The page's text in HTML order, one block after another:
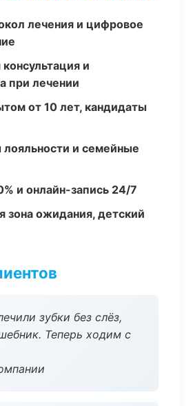
лечения и цифровое
и
при лечении
от 10 лет, кандидаты
и семейные
и онлайн-запись 24/7
зона ожидания, детский
зубки без слёз,
Теперь ходим с